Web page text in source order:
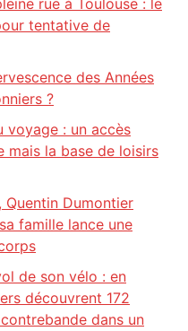
rue à Toulouse : le
tentative de
des Années
?
voyage : un accès
mais la base de loisirs
Dumontier
famille lance une
de son vélo : en
découvrent 172
dans un